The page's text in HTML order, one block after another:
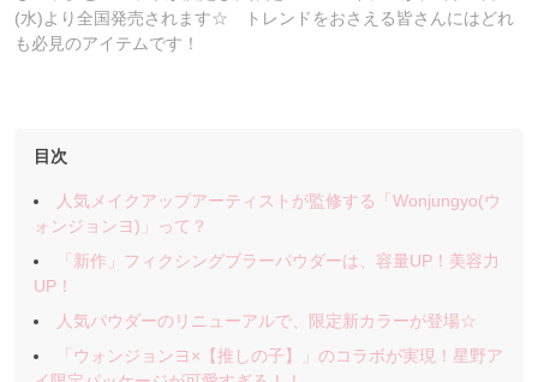
(水)より全国発売されます☆ トレンドをおさえる皆さんにはどれ
も必見のアイテムです！
目次
人気メイクアップアーティストが監修する「Wonjungyo(ウ
ォンジョンヨ)」って？
「新作」フィクシングブラーパウダーは、容量UP！美容力
UP！
人気パウダーのリニューアルで、限定新カラーが登場☆
「ウォンジョンヨ×【推しの子】」のコラボが実現！星野ア